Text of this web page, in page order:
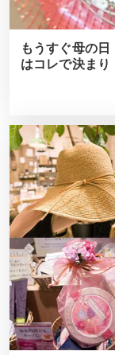
もうすぐ母の
はコレで決まり